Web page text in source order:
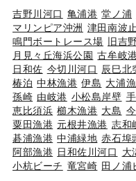
吉野川河口 亀浦港 堂ノ浦
マリンピア沖洲 津田南波止
鳴門ボートレース場 旧吉
月見々丘海浜公園 古牟岐
日和佐 今切川河口 辰巳北
椿泊 中林漁港 伊島 大浦
孫崎 由岐港 小松島岸壁
恵比須浜 櫛木漁港 大島
粟田漁港 元根井漁港 志和
碁浦漁港 中浦緑地 赤石埠
阿部漁港 日和佐川河口 大
小杭ビーチ 竜宮崎 田ノ浦